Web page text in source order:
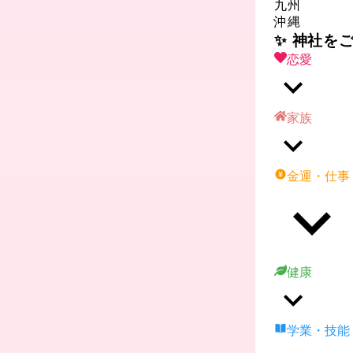
九州
沖縄
✨ 神社を
恋愛
家族
金運・仕事
健康
学業・技能